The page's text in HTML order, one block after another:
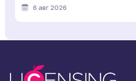
6 авг 2026